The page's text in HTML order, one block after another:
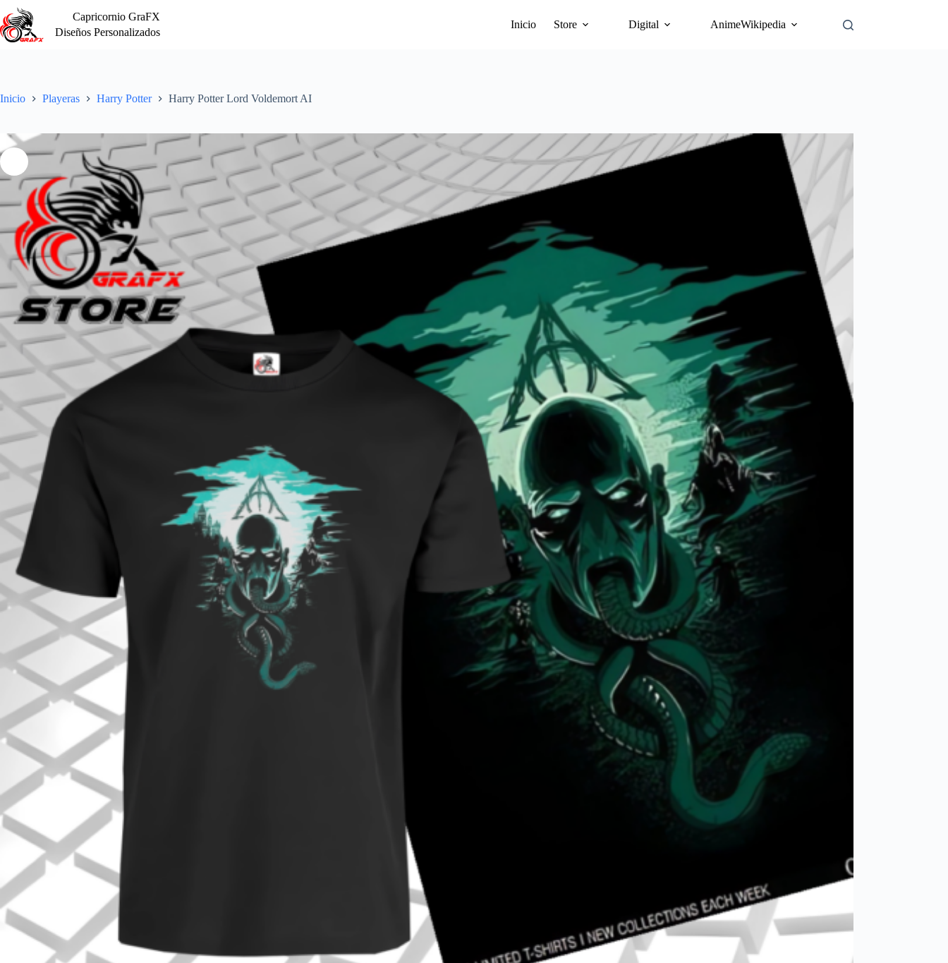
Saltar
al
contenido
Capricornio GraFX
Diseños Personalizados
Inicio Store Digital AnimeWikipedia
Inicio Playeras Harry Potter Harry Potter Lord Voldemort AI